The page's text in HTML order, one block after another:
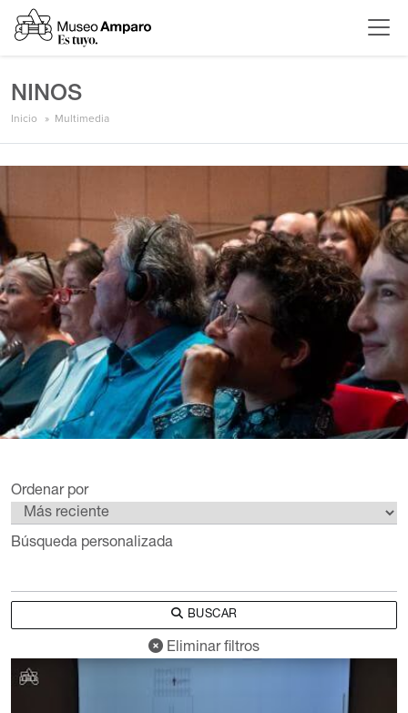
NINOS
Inicio Multimedia
Ordenar por
Búsqueda personalizada
BUSCAR
Eliminar filtros